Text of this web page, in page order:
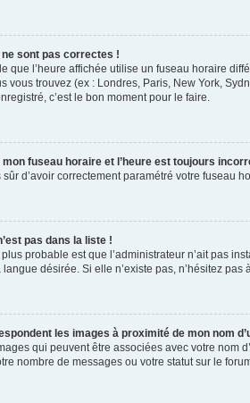
ne sont pas correctes !
que l’heure affichée utilise un fuseau horaire
vous trouvez (ex : Londres, Paris, New York,
c’est le bon moment pour le faire.
mon fuseau horaire et l’heure est toujours
sûr d’avoir correctement paramétré votre fuseau
pas dans la liste !
probable est que l’administrateur n’ait pas
langue désirée. Si elle n’existe pas, n’hésitez
les images à proximité de mon nom
qui peuvent être associées avec votre nom
nombre de messages ou votre statut sur le